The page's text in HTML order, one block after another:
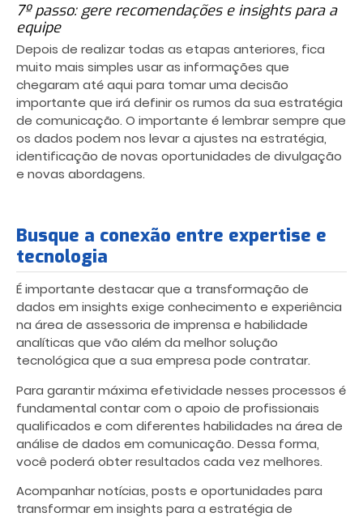
7º passo: gere recomendações e insights para a
equipe
Depois de realizar todas as etapas anteriores, fica
muito mais simples usar as informações que
chegaram até aqui para tomar uma decisão
importante que irá definir os rumos da sua estratégia
de comunicação. O importante é lembrar sempre que
os dados podem nos levar a ajustes na estratégia,
identificação de novas oportunidades de divulgação
e novas abordagens.
Busque a conexão entre expertise e
tecnologia
É importante destacar que a transformação de
dados em insights exige conhecimento e experiência
na área de assessoria de imprensa e habilidade
analíticas que vão além da melhor solução
tecnológica que a sua empresa pode contratar.
Para garantir máxima efetividade nesses processos é
fundamental contar com o apoio de profissionais
qualificados e com diferentes habilidades na área de
análise de dados em comunicação. Dessa forma,
você poderá obter resultados cada vez melhores.
Acompanhar notícias, posts e oportunidades para
transformar em insights para a estratégia de